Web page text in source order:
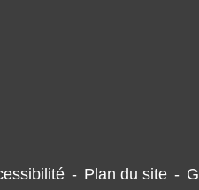
- Plan du site -